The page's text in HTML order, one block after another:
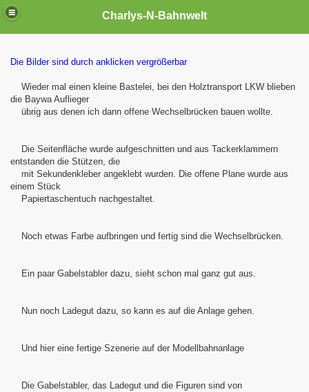
Charlys-N-Bahnwelt
Die Bilder sind durch anklicken vergrößerbar
Wieder mal einen kleine Bastelei, bei den Holztransport LKW blieben
die Baywa Auflieger
übrig aus denen ich dann offene Wechselbrücken bauen wollte.
Die Seitenfläche wurde aufgeschnitten und aus Tackerklammern
entstanden die Stützen, die
mit Sekundenkleber angeklebt wurden. Die offene Plane wurde aus
einem Stück
Papiertaschentuch nachgestaltet.
Noch etwas Farbe aufbringen und fertig sind die Wechselbrücken.
Ein paar Gabelstabler dazu, sieht schon mal ganz gut aus.
Nun noch Ladegut dazu, so kann es auf die Anlage gehen.
Und hier eine fertige Szenerie auf der Modellbahnanlage
Die Gabelstabler, das Ladegut und die Figuren sind von